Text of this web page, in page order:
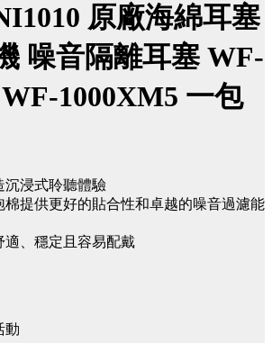
原廠海綿耳塞
噪音隔離耳塞 WF-
1000XM5 一包
沉浸式聆聽體驗
棉提供更好的貼合性和卓越的噪音過濾能
適、穩定且容易配戴
動